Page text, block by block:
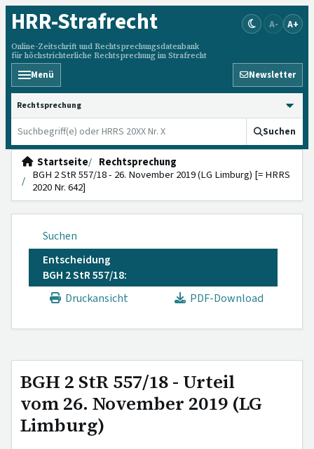
HRR-Strafrecht
Online-Zeitschrift und Rechtsprechungsdatenbank
für höchstrichterliche Rechtsprechung im Strafrecht
A- A+
Menü Newsletter
HRRS durchsuchen
Suchen
Startseite
Rechtsprechung
BGH 2 StR 557/18 - 26. November 2019 (LG Limburg) [= HRRS
2020 Nr. 642]
Suchen
Entscheidung
BGH 2 StR 557/18:
Druckansicht
PDF-Download
BGH 2 StR 557/18 - Urteil
vom 26. November 2019 (LG
Limburg)